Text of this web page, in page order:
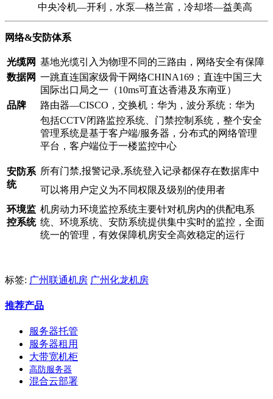
中央冷机—开利，水泵—格兰富，冷却塔—益美高
网络&安防体系
光缆网 基地光缆引入为物理不同的三路由，网络安全有保障
数据网 一跳直连国家级骨干网络CHINA169；直连中国三大
国际出口局之一（10ms可直达香港及东南亚）
品牌
路由器—CISCO，交换机：华为，波分系统：华为
安防系
统
包括CCTV闭路监控系统、门禁控制系统，整个安全
管理系统是基于客户端/服务器，分布式的网络管理
平台，客户端位于一楼监控中心
所有门禁,报警记录,系统登入记录都保存在数据库中
可以将用户定义为不同权限及级别的使用者
环境监
控系统
机房动力环境监控系统主要针对机房内的供配电系
统、环境系统、安防系统提供集中实时的监控，全面
统一的管理，有效保障机房安全高效稳定的运行
标签: 广州联通机房 广州化龙机房
推荐产品
服务器托管
服务器租用
大带宽机柜
高防服务器
混合云部署